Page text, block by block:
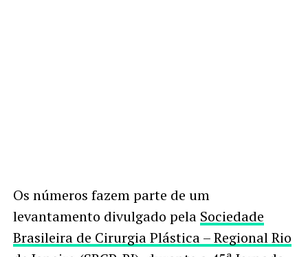
Os números fazem parte de um
levantamento divulgado pela Sociedade
Brasileira de Cirurgia Plástica – Regional Rio